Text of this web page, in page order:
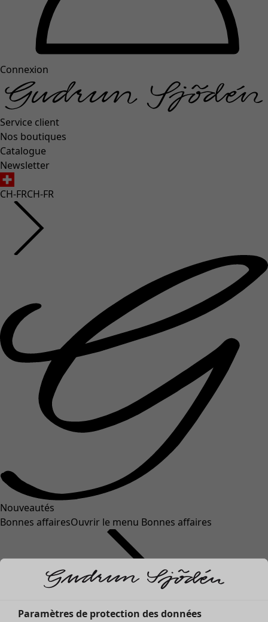
Connexion
Service client
Nos boutiques
Catalogue
Newsletter
CH-FRCH-FR
Nouveautés
Bonnes affairesOuvrir le menu Bonnes affaires
Paramètres de protection des données